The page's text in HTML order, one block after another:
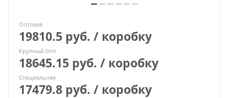
Оптовая
19810.5 руб. / коробку
Крупный Опт
18645.15 руб. / коробку
Специальная
17479.8 руб. / коробку